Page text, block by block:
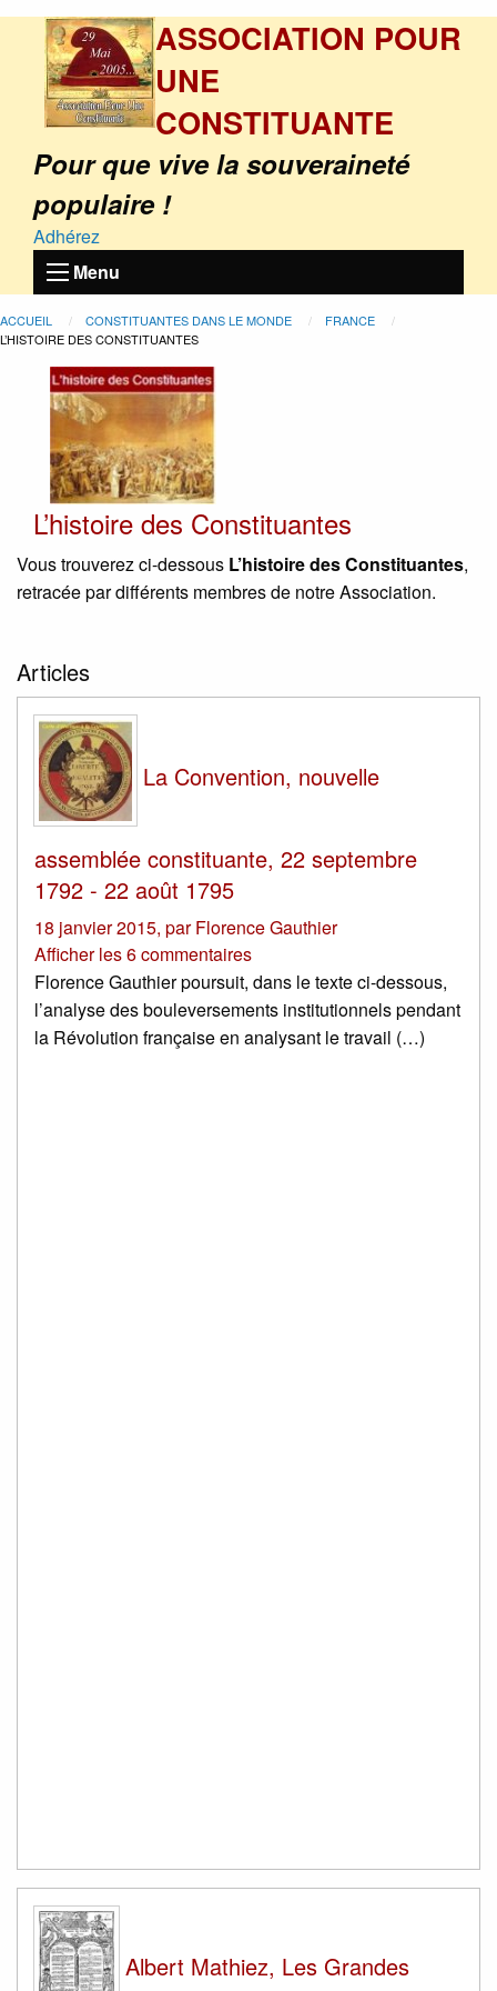
ASSOCIATION POUR
UNE
CONSTITUANTE
Pour que vive la souveraineté
populaire !
Adhérez
Menu
ACCUEIL CONSTITUANTES DANS LE MONDE
FRANCE
L’HISTOIRE DES CONSTITUANTES
L’histoire des Constituantes
Vous trouverez ci-dessous L’histoire des Constituantes,
retracée par différents membres de notre Association.
Articles
La Convention, nouvelle
assemblée constituante, 22 septembre
1792 - 22 août 1795
18 janvier 2015, parFlorence Gauthier
Afficher les 6 commentaires
Florence Gauthier poursuit, dans le texte ci-dessous,
l’analyse des bouleversements institutionnels pendant
la Révolution française en analysant le travail (…)
Albert Mathiez, Les Grandes